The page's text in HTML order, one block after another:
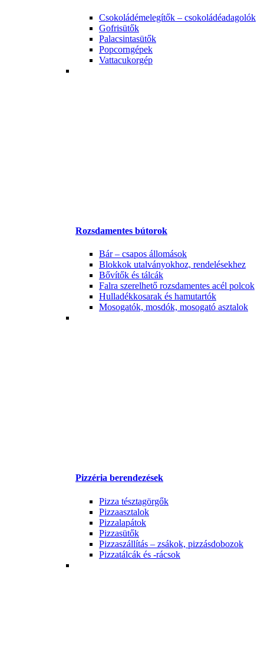
Csokoládémelegítők – csokoládéadagolók
Gofrisütők
Palacsintasütők
Popcorngépek
Vattacukorgép
Rozsdamentes bútorok
Bár – csapos állomások
Blokkok utalványokhoz, rendelésekhez
Bővítők és tálcák
Falra szerelhető rozsdamentes acél polcok
Hulladékkosarak és hamutartók
Mosogatók, mosdók, mosogató asztalok
Pizzéria berendezések
Pizza tésztagörgők
Pizzaasztalok
Pizzalapátok
Pizzasütők
Pizzaszállítás – zsákok, pizzásdobozok
Pizzatálcák és -rácsok